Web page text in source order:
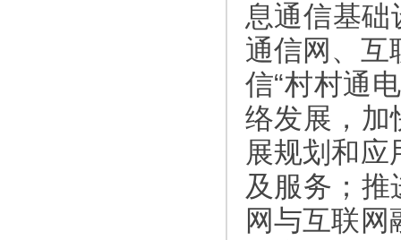
息通信基础
通信网、互
信“村村通
络发展，加
展规划和
及服务；
网与互联